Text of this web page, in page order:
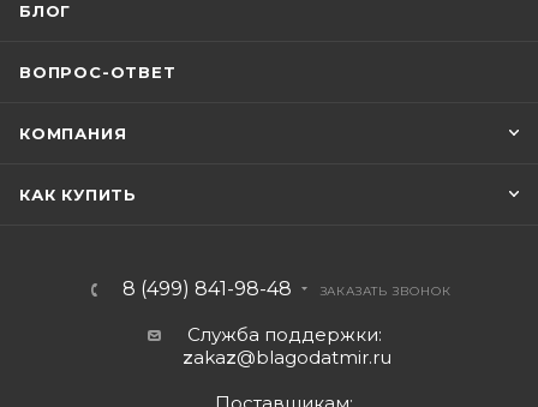
БЛОГ
ВОПРОС-ОТВЕТ
КОМПАНИЯ
КАК КУПИТЬ
8 (499) 841-98-48 ЗАКАЗАТЬ ЗВОНОК
Служба поддержки:
zakaz@blagodatmir.ru